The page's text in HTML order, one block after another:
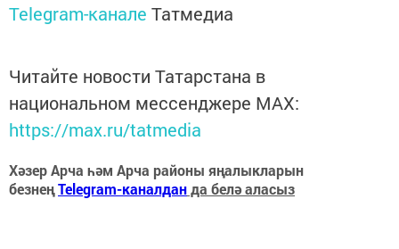
Telegram-канале Татмедиа
Читайте новости Татарстана в
национальном мессенджере MАХ:
https://max.ru/tatmedia
Хәзер Арча һәм Арча районы яңалыкларын
безнеңTelegram-каналданда белә аласыз